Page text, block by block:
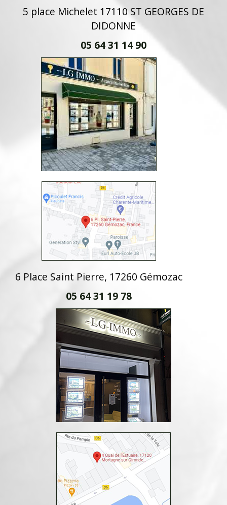
5 place Michelet 17110 ST GEORGES DE
DIDONNE
05 64 31 14 90
6 Place Saint Pierre, 17260 Gémozac
05 64 31 19 78